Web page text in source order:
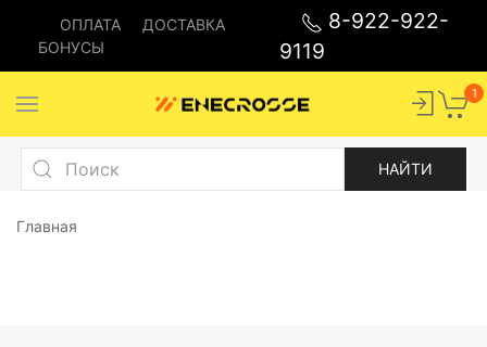
ОПЛАТА
ДОСТАВКА
БОНУСЫ
8-922-922-
9119
1
Главная